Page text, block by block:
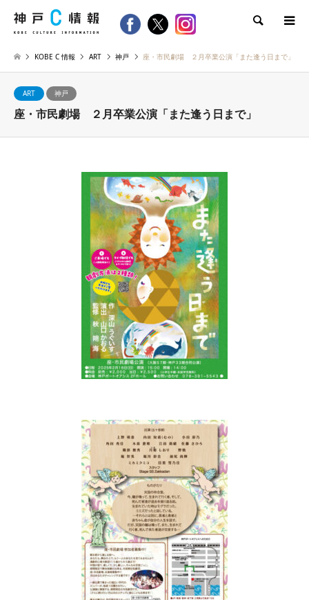
検索
KOBE C 情報 ART 神戸 座・市民劇場 ２月卒業公演「また逢う日まで」
ART 神戸
座・市民劇場 ２月卒業公演「また逢う日まで」